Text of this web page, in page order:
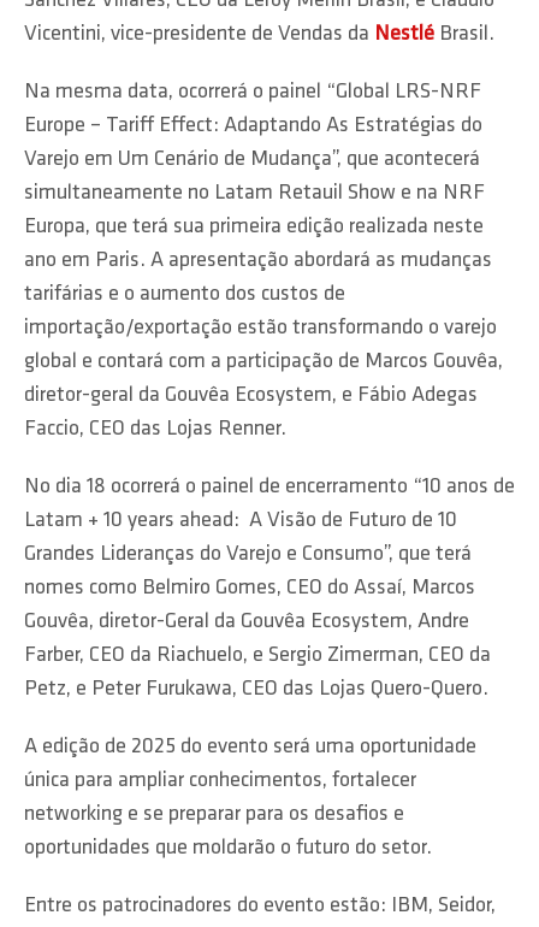
Vicentini, vice-presidente de Vendas da Nestlé Brasil.
Na mesma data, ocorrerá o painel “Global LRS-NRF
Europe – Tariff Effect: Adaptando As Estratégias do
Varejo em Um Cenário de Mudança”, que acontecerá
simultaneamente no Latam Retauil Show e na NRF
Europa, que terá sua primeira edição realizada neste
ano em Paris. A apresentação abordará as mudanças
tarifárias e o aumento dos custos de
importação/exportação estão transformando o varejo
global e contará com a participação de Marcos Gouvêa,
diretor-geral da Gouvêa Ecosystem, e Fábio Adegas
Faccio, CEO das Lojas Renner.
No dia 18 ocorrerá o painel de encerramento “10 anos de
Latam + 10 years ahead: A Visão de Futuro de 10
Grandes Lideranças do Varejo e Consumo”, que terá
nomes como Belmiro Gomes, CEO do Assaí, Marcos
Gouvêa, diretor-Geral da Gouvêa Ecosystem, Andre
Farber, CEO da Riachuelo, e Sergio Zimerman, CEO da
Petz, e Peter Furukawa, CEO das Lojas Quero-Quero.
A edição de 2025 do evento será uma oportunidade
única para ampliar conhecimentos, fortalecer
networking e se preparar para os desafios e
oportunidades que moldarão o futuro do setor.
Entre os patrocinadores do evento estão: IBM, Seidor,